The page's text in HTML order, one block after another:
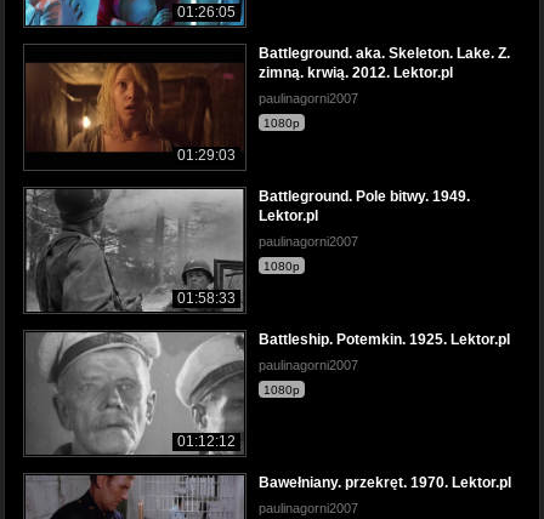
01:26:05
01:29:03
Battleground. aka. Skeleton. Lake. Z.
zimną. krwią. 2012. Lektor.pl
paulinagorni2007
1080p
01:58:33
Battleground. Pole bitwy. 1949.
Lektor.pl
paulinagorni2007
1080p
01:12:12
Battleship. Potemkin. 1925. Lektor.pl
paulinagorni2007
1080p
Bawełniany. przekręt. 1970. Lektor.pl
paulinagorni2007